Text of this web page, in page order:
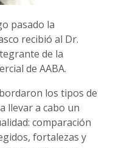
pasado la
recibió al Dr.
de la
de AABA.
los tipos de
llevar a cabo un
comparación
fortalezas y